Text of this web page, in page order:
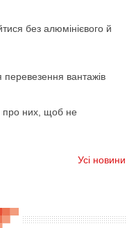
без алюмінієвого й
перевезення вантажів
про них, щоб не
Усі новини